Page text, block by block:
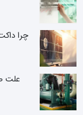
چرا
علت